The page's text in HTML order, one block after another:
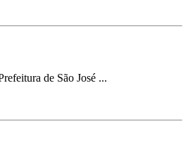
de São José ...